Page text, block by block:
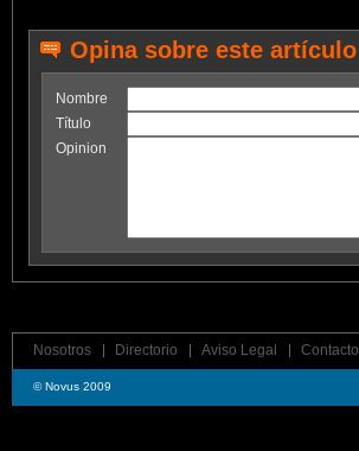
Opina sobre este artículo
Nombre
Título
Opinion
Nosotros Directorio Aviso Legal Contacto
© Novus 2009